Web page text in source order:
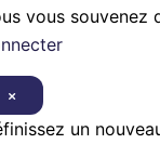
vous souvenez
×
un